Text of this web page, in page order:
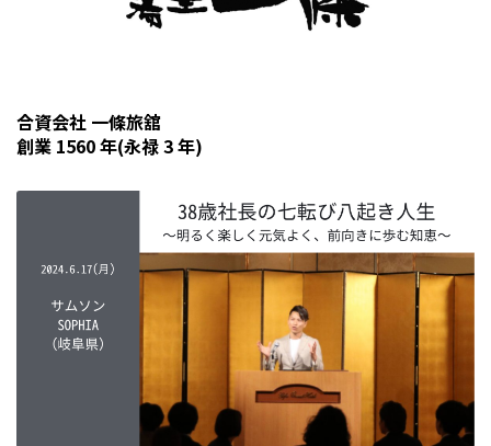
合資会社 一條旅舘
創業 1560 年(永禄 3 年)